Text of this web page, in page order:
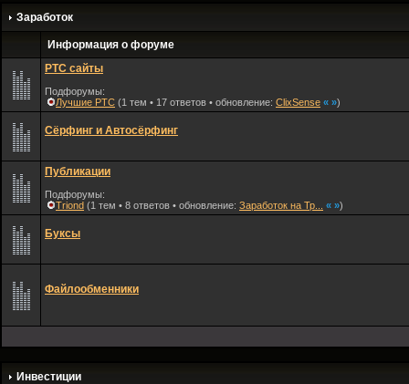
Заработок
Информация о форуме
PTC сайты
Подфорумы:
Лучшие PTC (1 тем • 17 ответов • обновление: ClixSense « »)
Сёрфинг и Автосёрфинг
Публикации
Подфорумы:
Triond (1 тем • 8 ответов • обновление: Заработок на Тр... « »)
Буксы
Файлообменники
Инвестиции